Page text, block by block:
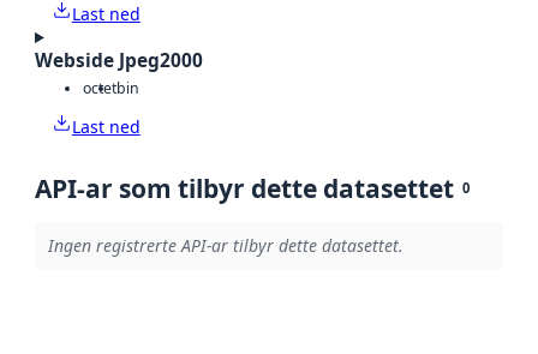
Last ned
Webside Jpeg2000
octetbin
Last ned
API-ar som tilbyr dette datasettet 0
Ingen registrerte API-ar tilbyr dette datasettet.